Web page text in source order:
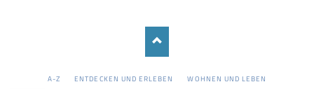
NAVIGATION
ÜBERSPRINGEN
A-Z ENTDECKEN UND ERLEBEN WOHNEN UND LEBEN